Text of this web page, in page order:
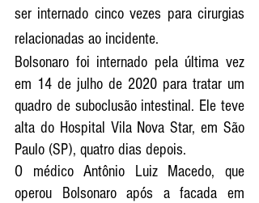
ser internado cinco vezes para cirurgias
relacionadas ao incidente.
Bolsonaro foi internado pela última vez
em 14 de julho de 2020 para tratar um
quadro de suboclusão intestinal. Ele teve
alta do Hospital Vila Nova Star, em São
Paulo (SP), quatro dias depois.
O médico Antônio Luiz Macedo, que
operou Bolsonaro após a facada em